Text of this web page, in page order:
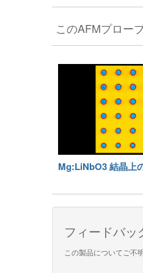
このAFMプロー
Mg:LiNbO3 結晶上
フィードバッ
この製品についてご不